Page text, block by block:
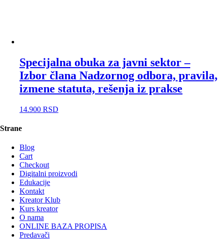
Specijalna obuka za javni sektor –
Izbor člana Nadzornog odbora, pravila,
izmene statuta, rešenja iz prakse
14.900 RSD
Strane
Blog
Cart
Checkout
Digitalni proizvodi
Edukacije
Kontakt
Kreator Klub
Kurs kreator
O nama
ONLINE BAZA PROPISA
Predavači